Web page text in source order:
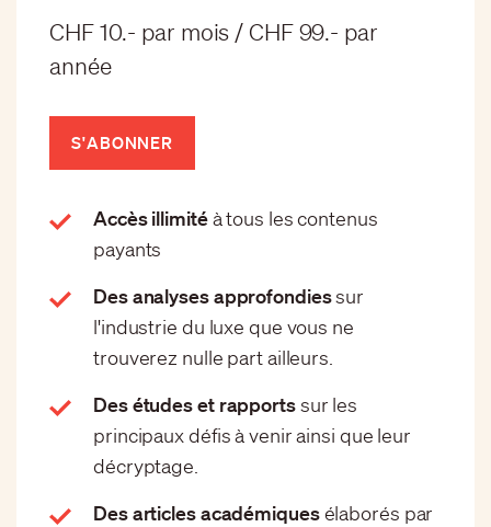
CHF 10.- par mois / CHF 99.- par
année
S'ABONNER
Accès illimitéà tous les contenus
payants
Des analyses approfondiessur
l'industrie du luxe que vous ne
trouverez nulle part ailleurs.
Des études et rapportssur les
principaux défis à venir ainsi que leur
décryptage.
Des articles académiquesélaborés par